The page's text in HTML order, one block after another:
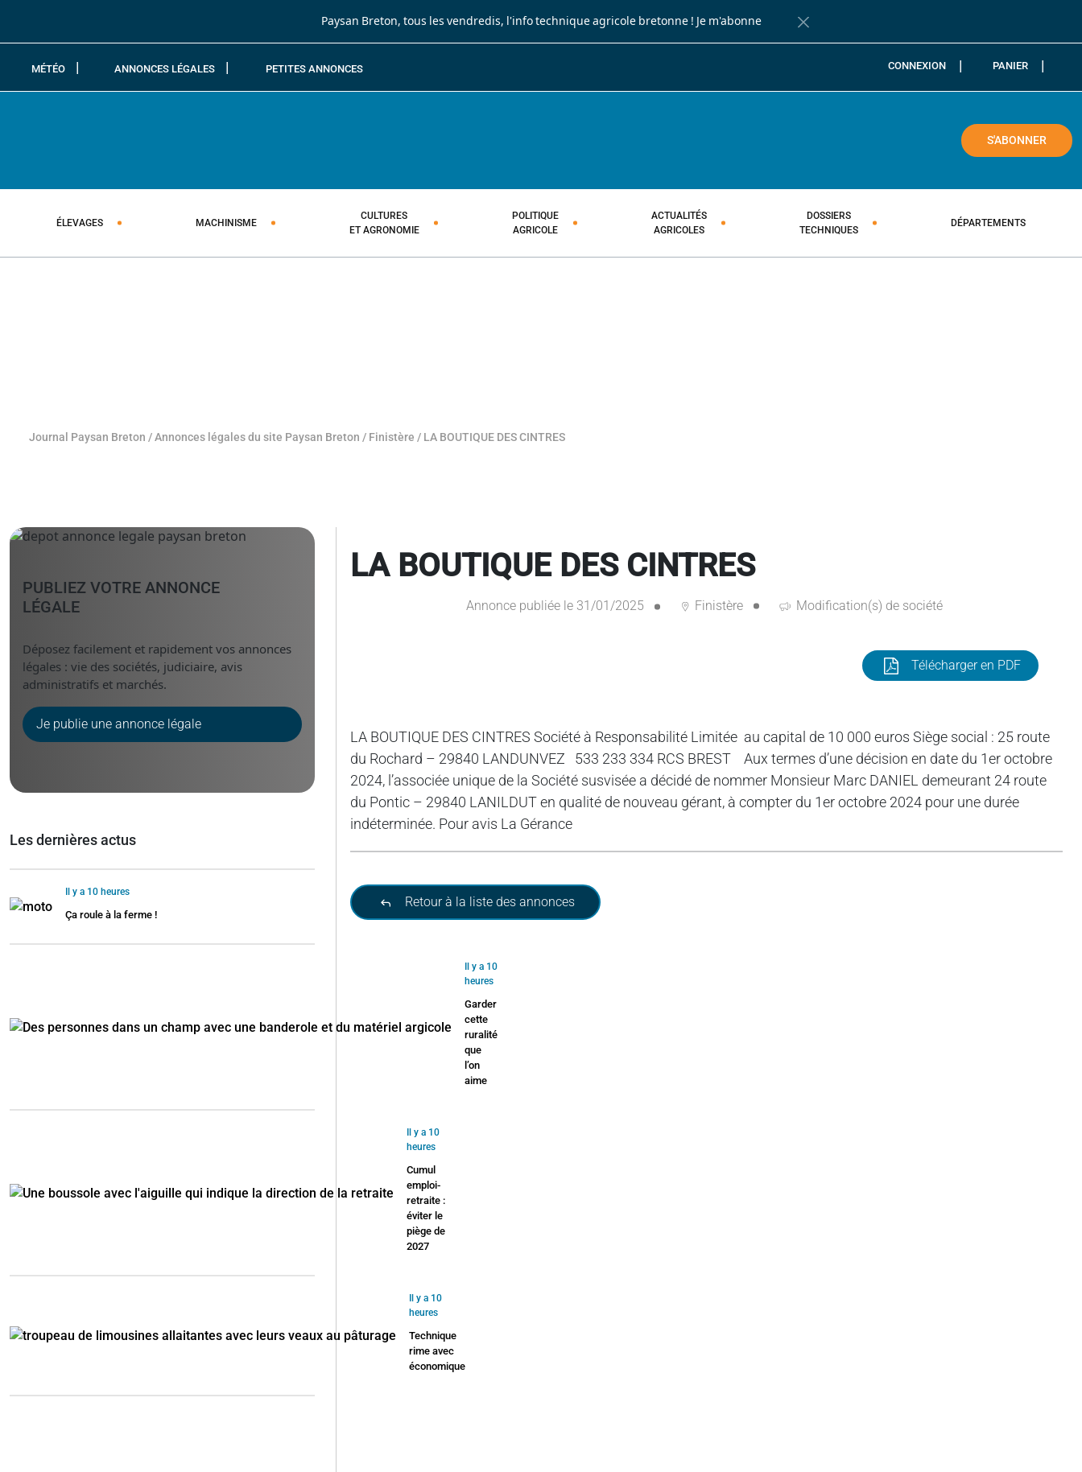
Paysan Breton, tous les vendredis, l'info technique agricole bretonne ! Je m'abonne
Fermer la barre de notification
MÉTÉO ANNONCES LÉGALES PETITES ANNONCES CONNEXION PANIER
S'ABONNER
ÉLEVAGES MACHINISME
CULTURES
ET AGRONOMIE
POLITIQUE
AGRICOLE
ACTUALITÉS
AGRICOLES
DOSSIERS
TECHNIQUES
DÉPARTEMENTS
Journal Paysan Breton /Annonces légales du site Paysan Breton / Finistère / LA BOUTIQUE DES CINTRES
LA BOUTIQUE DES CINTRES
Annonce publiée le 31/01/2025 Finistère Modification(s) de société
Télécharger en PDF
LA BOUTIQUE DES CINTRES Société à Responsabilité Limitée au capital de 10 000 euros Siège social : 25 route
du Rochard – 29840 LANDUNVEZ 533 233 334 RCS BREST Aux termes d’une décision en date du 1er octobre
2024, l’associée unique de la Société susvisée a décidé de nommer Monsieur Marc DANIEL demeurant 24 route
du Pontic – 29840 LANILDUT en qualité de nouveau gérant, à compter du 1er octobre 2024 pour une durée
indéterminée. Pour avis La Gérance
Retour à la liste des annonces
PUBLIEZ VOTRE ANNONCE
LÉGALE
Déposez facilement et rapidement vos annonces
légales : vie des sociétés, judiciaire, avis
administratifs et marchés.
Je publie une annonce légale
Les dernières actus
Il y a 10 heures
Ça roule à la ferme !
Il y a 10
heures
Garder
cette
ruralité
que
l’on
aime
Il y a 10
heures
Cumul
emploi-
retraite :
éviter le
piège de
2027
Il y a 10
heures
Technique
rime avec
économique